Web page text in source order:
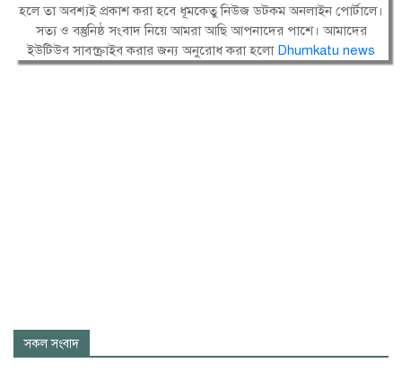
হলে তা অবশ্যই প্রকাশ করা হবে ধূমকেতু নিউজ ডটকম অনলাইন পোর্টালে।
সত্য ও বস্তুনিষ্ঠ সংবাদ নিয়ে আমরা আছি আপনাদের পাশে। আমাদের
ইউটিউব সাবস্ক্রাইব করার জন্য অনুরোধ করা হলো Dhumkatu news
সকল সংবাদ